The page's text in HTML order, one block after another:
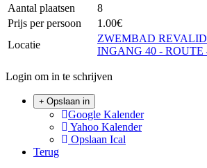
Aantal plaatsen
8
Prijs per persoon
1.00€
Locatie
ZWEMBAD
INGANG 40 - ROUTE
Login om in te schrijven
Opslaan in
Google Kalender
Yahoo Kalender
Opslaan Ical
Terug